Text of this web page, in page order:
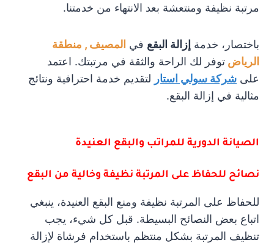
مرتبة نظيفة ومنتعشة بعد الانتهاء من خدمتنا.
باختصار، خدمة إزالة البقع في المصيف , منطقة
الرياض توفر لك الراحة والثقة في مرتبتك. اعتمد
على شركة سولي استار لتقديم خدمة احترافية ونتائج
مثالية في إزالة البقع.
الصيانة الدورية للمراتب والبقع العنيدة
نصائح للحفاظ على المرتبة نظيفة وخالية من البقع
للحفاظ على المرتبة نظيفة ومنع البقع العنيدة، ينبغي
اتباع بعض النصائح البسيطة. قبل كل شيء، يجب
تنظيف المرتبة بشكل منتظم باستخدام فرشاة لإزالة